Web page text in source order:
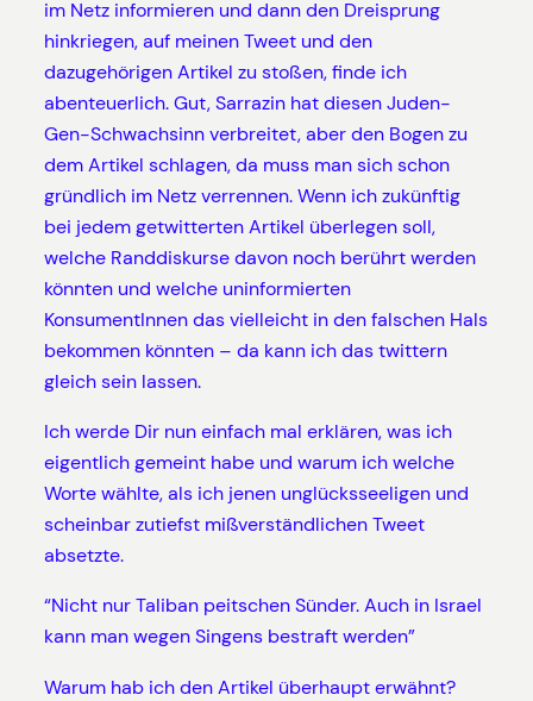
im Netz informieren und dann den Dreisprung
hinkriegen, auf meinen Tweet und den
dazugehörigen Artikel zu stoßen, finde ich
abenteuerlich. Gut, Sarrazin hat diesen Juden-
Gen-Schwachsinn verbreitet, aber den Bogen zu
dem Artikel schlagen, da muss man sich schon
gründlich im Netz verrennen. Wenn ich zukünftig
bei jedem getwitterten Artikel überlegen soll,
welche Randdiskurse davon noch berührt werden
könnten und welche uninformierten
KonsumentInnen das vielleicht in den falschen Hals
bekommen könnten – da kann ich das twittern
gleich sein lassen.
Ich werde Dir nun einfach mal erklären, was ich
eigentlich gemeint habe und warum ich welche
Worte wählte, als ich jenen unglücksseeligen und
scheinbar zutiefst mißverständlichen Tweet
absetzte.
“Nicht nur Taliban peitschen Sünder. Auch in Israel
kann man wegen Singens bestraft werden”
Warum hab ich den Artikel überhaupt erwähnt?